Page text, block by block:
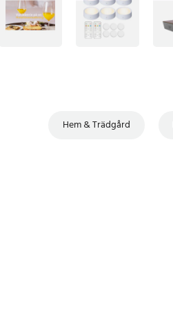
Hem & Trädgård